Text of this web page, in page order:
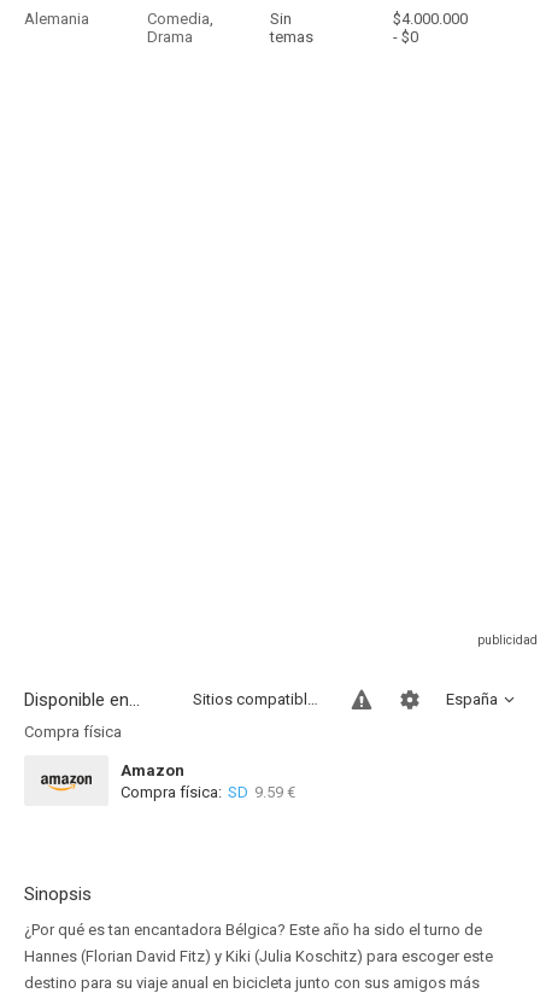
Alemania Comedia,
Drama
Sin
temas
$4.000.000
- $0
Disponible en... España
Sitios compatibles
Compra física
Amazon
Compra física: SD 9.59 €
Sinopsis
¿Por qué es tan encantadora Bélgica? Este año ha sido el turno de
Hannes (Florian David Fitz) y Kiki (Julia Koschitz) para escoger este
destino para su viaje anual en bicicleta junto con sus amigos más